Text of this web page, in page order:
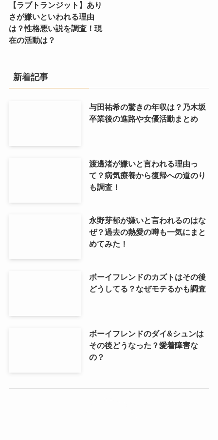
【ラブトランジット】あり
さが嫌いといわれる理由
は？性格悪い説を調査！現
在の活動は？
新着記事
与田祐希の驚きの年収は？乃木坂
卒業後の進路や女優活動まとめ
渡邊渚が嫌いと言われる理由っ
て？病気療養から復帰への道のり
も調査！
永野芽郁が嫌いと言われるのはな
ぜ？過去の熱愛の噂も一気にまと
めてみた！
ボーイフレンドのカズトはその後
どうしてる？なぜモテるかも調査
ボーイフレンドのダイ&シュンは
その後どうなった？愛着障害な
の？